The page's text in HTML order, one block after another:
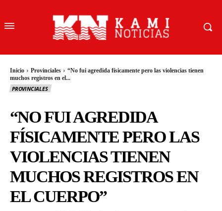
Inicio Provinciales
“No fui agredida físicamente pero las violencias tienen
muchos registros en el...
PROVINCIALES
“NO FUI AGREDIDA
FÍSICAMENTE PERO LAS
VIOLENCIAS TIENEN
MUCHOS REGISTROS EN
EL CUERPO”